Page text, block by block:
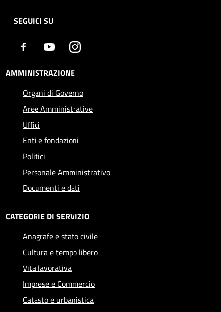
SEGUICI SU
Facebook YoutubeInstagram
AMMINISTRAZIONE
Organi di Governo
Aree Amministrative
Uffici
Enti e fondazioni
Politici
Personale Amministrativo
Documenti e dati
CATEGORIE DI SERVIZIO
Anagrafe e stato civile
Cultura e tempo libero
Vita lavorativa
Imprese e Commercio
Catasto e urbanistica